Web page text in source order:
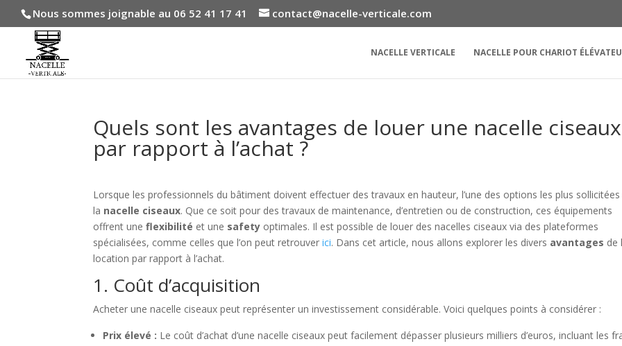
Nous sommes joignable au 06 52 41 17 41 contact@nacelle-verticale.com
NACELLE VERTICALE NACELLE POUR CHARIOT
Quels sont les avantages de louer une nacelle ciseaux
par rapport à l’achat ?
Lorsque les professionnels du bâtiment doivent effectuer des travaux en hauteur, l’une des options les plus
la nacelle ciseaux. Que ce soit pour des travaux de maintenance, d’entretien ou de construction, ces équipements
offrent uneflexibilité et une safety optimales. Il est possible de louer des nacelles ciseaux via des plateformes
spécialisées, comme celles que l’on peut retrouverici. Dans cet article, nous allons explorer les divers avantages de
location par rapport à l’achat.
1. Coût d’acquisition
Acheter une nacelle ciseaux peut représenter un investissement considérable. Voici quelques points à considérer :
Prix élevé : Le coût d’achat d’une nacelle ciseaux peut facilement dépasser plusieurs milliers d’euros, incluant les